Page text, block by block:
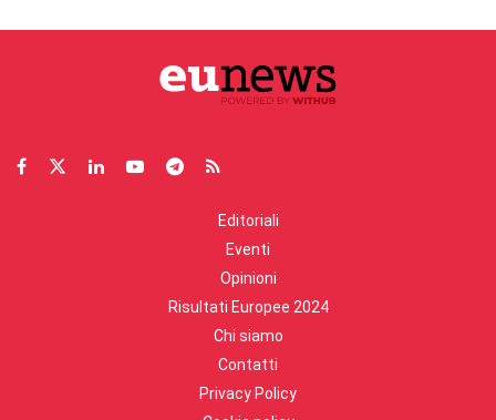
Editoriali
Eventi
Opinioni
Risultati Europee 2024
Chi siamo
Contatti
Privacy Policy